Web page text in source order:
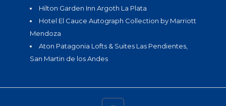
Hilton Garden Inn Argoth La Plata
Hotel El Cauce Autograph Collection by Marriott
Mendoza
Aton Patagonia Lofts & Suites Las Pendientes,
San Martin de los Andes